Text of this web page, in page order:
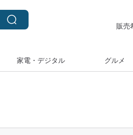
販売
家電・デジタル グルメ